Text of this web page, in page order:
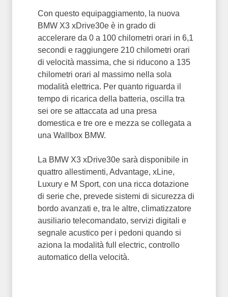
Con questo equipaggiamento, la nuova
BMW X3 xDrive30e è in grado di
accelerare da 0 a 100 chilometri orari in 6,1
secondi e raggiungere 210 chilometri orari
di velocità massima, che si riducono a 135
chilometri orari al massimo nella sola
modalità elettrica. Per quanto riguarda il
tempo di ricarica della batteria, oscilla tra
sei ore se attaccata ad una presa
domestica e tre ore e mezza se collegata a
una Wallbox BMW.
La BMW X3 xDrive30e sarà disponibile in
quattro allestimenti, Advantage, xLine,
Luxury e M Sport, con una ricca dotazione
di serie che, prevede sistemi di sicurezza di
bordo avanzati e, tra le altre, climatizzatore
ausiliario telecomandato, servizi digitali e
segnale acustico per i pedoni quando si
aziona la modalità full electric, controllo
automatico della velocità.